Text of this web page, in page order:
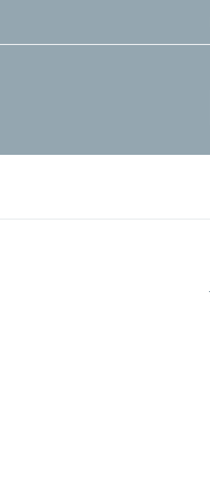
zum
MENU